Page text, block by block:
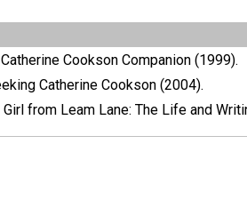
Cookson Companion (1999).
Catherine Cookson (2004).
Girl from Leam Lane: The Life and